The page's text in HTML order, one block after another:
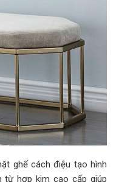
ghế cách điệu tạo hình
từ hợp kim cao cấp giúp